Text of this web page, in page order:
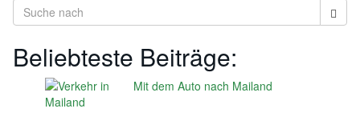
Beliebteste Beiträge:
Mit dem Auto nach Mailand